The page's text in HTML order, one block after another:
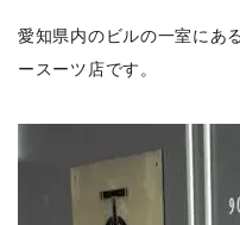
愛知県内のビルの一室にあ
ースーツ店です。